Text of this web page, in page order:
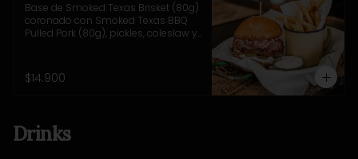
Base de Smoked Texas Brisket (80g)
coronado con Smoked Texas BBQ
Pulled Pork (80g), pickles, coleslaw y
$14.900
Drinks